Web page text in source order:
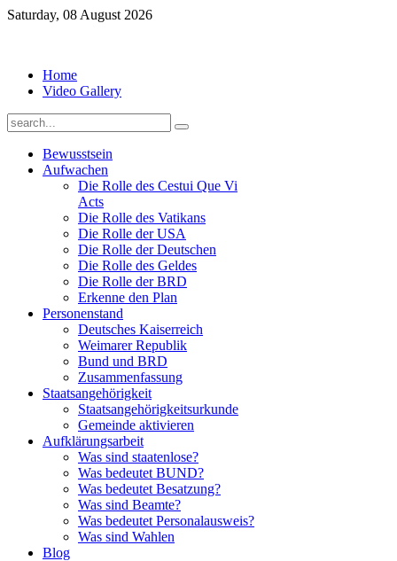
Saturday, 08 August 2026
Home
Video Gallery
Bewusstsein
Aufwachen
Die Rolle des Cestui Que Vi
Acts
Die Rolle des Vatikans
Die Rolle der USA
Die Rolle der Deutschen
Die Rolle des Geldes
Die Rolle der BRD
Erkenne den Plan
Personenstand
Deutsches Kaiserreich
Weimarer Republik
Bund und BRD
Zusammenfassung
Staatsangehörigkeit
Staatsangehörigkeitsurkunde
Gemeinde aktivieren
Aufklärungsarbeit
Was sind staatenlose?
Was bedeutet BUND?
Was bedeutet Besatzung?
Was sind Beamte?
Was bedeutet Personalausweis?
Was sind Wahlen
Blog